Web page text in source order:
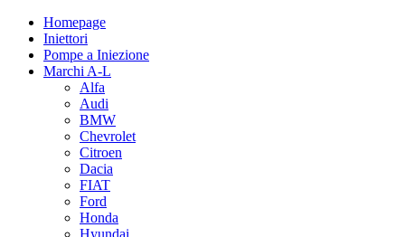
Homepage
Iniettori
Pompe a Iniezione
Marchi A-L
Alfa
Audi
BMW
Chevrolet
Citroen
Dacia
FIAT
Ford
Honda
Hyundai